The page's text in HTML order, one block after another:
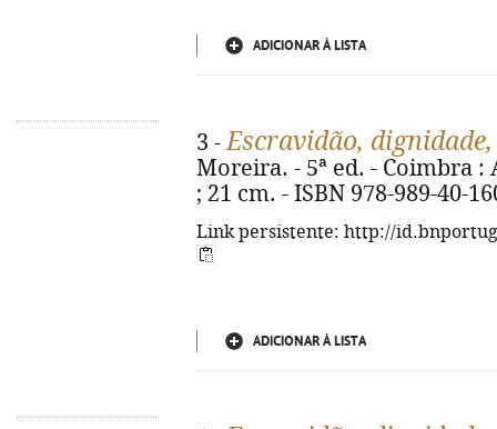
ADICIONAR À LISTA
3 -Escravidão,
Moreira. - 5ª ed. - Coimbra :
; 21 cm. - ISBN 978-989-40-
Link persistente: http://
ADICIONAR À LISTA